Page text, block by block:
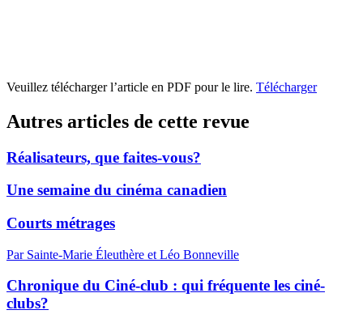
Veuillez télécharger l’article en PDF pour le lire. Télécharger
Autres articles de cette revue
Réalisateurs, que faites-vous?
Une semaine du cinéma canadien
Courts métrages
Par Sainte-Marie Éleuthère et Léo Bonneville
Chronique du Ciné-club : qui fréquente les ciné-
clubs?